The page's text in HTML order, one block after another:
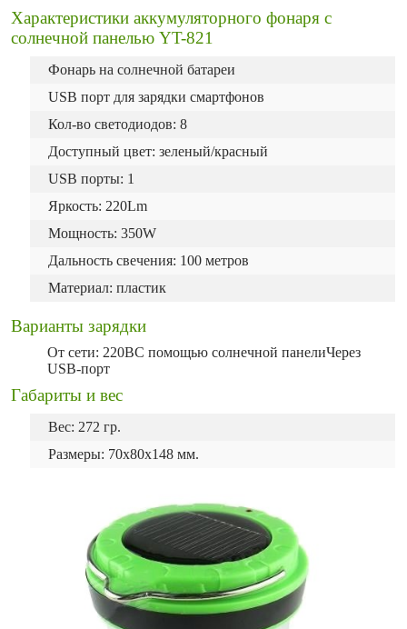
Характеристики аккумуляторного фонаря с
солнечной панелью YT-821
Фонарь на солнечной батареи
USB порт для зарядки смартфонов
Кол-во светодиодов: 8
Доступный цвет: зеленый/красный
USB порты: 1
Яркость: 220Lm
Мощность: 350W
Дальность свечения: 100 метров
Материал: пластик
Варианты зарядки
От сети: 220ВС помощью солнечной панелиЧерез
USB-порт
Габариты и вес
Вес: 272 гр.
Размеры: 70х80х148 мм.